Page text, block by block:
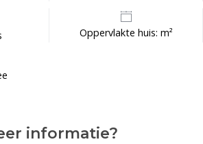
Oppervlakte huis: m²
informatie?